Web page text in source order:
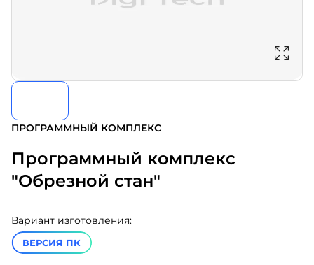
ПРОГРАММНЫЙ КОМПЛЕКС
Программный комплекс
"Обрезной стан"
Вариант изготовления:
ВЕРСИЯ ПК